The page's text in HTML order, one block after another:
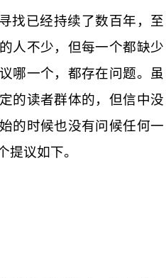
找已经持续了数百年，至
人不少，但每一个都缺少
哪一个，都存在问题。虽
的读者群体的，但信中没
的时候也没有问候任何一
提议如下。